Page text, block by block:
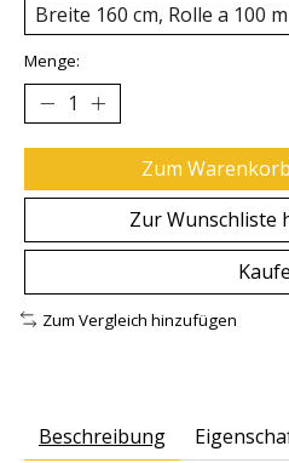
Menge:
Zum
Zur Wunschliste
Zum Vergleich hinzufügen
Beschreibung